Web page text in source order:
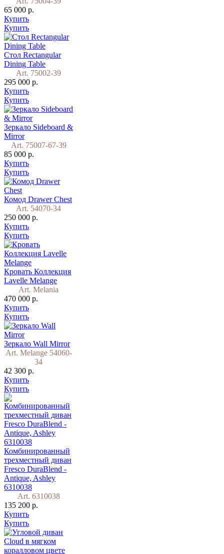
65 000 р.
Купить
Купить
Стол Rectangular
Dining Table
Art. 75002-39
295 000 р.
Купить
Купить
Зеркало Sideboard &
Mirror
Art. 75007-67-39
85 000 р.
Купить
Купить
Комод Drawer Chest
Art. 54070-34
250 000 р.
Купить
Купить
Кровать Коллекция
Lavelle Melange
Art. Melania
470 000 р.
Купить
Купить
Зеркало Wall Mirror
Art. Melange 54060-
34
42 300 р.
Купить
Купить
Комбинированный
трехместный диван
Fresco DuraBlend -
Antique, Ashley
6310038
Art. 6310038
135 200 р.
Купить
Купить